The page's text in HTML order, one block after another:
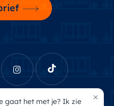
×
gaat het met je? Ik zie